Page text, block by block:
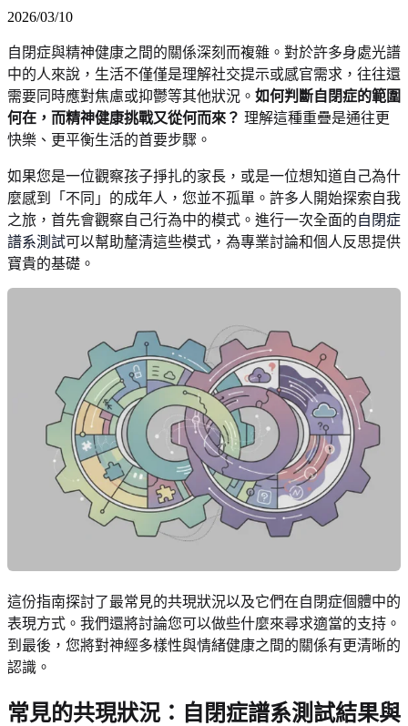
2026/03/10
自閉症與精神健康之間的關係深刻而複雜。對於許多身處光譜
中的人來說，生活不僅僅是理解社交提示或感官需求，往往還
需要同時應對焦慮或抑鬱等其他狀況。 如何判斷自閉症的範圍
何在，而精神健康挑戰又從何而來？ 理解這種重疊是通往更
快樂、更平衡生活的首要步驟。
如果您是一位觀察孩子掙扎的家長，或是一位想知道自己為什
麼感到「不同」的成年人，您並不孤單。許多人開始探索自我
之旅，首先會觀察自己行為中的模式。進行一次全面的自閉症
譜系測試可以幫助釐清這些模式，為專業討論和個人反思提供
寶貴的基礎。
這份指南探討了最常見的共現狀況以及它們在自閉症個體中的
表現方式。我們還將討論您可以做些什麼來尋求適當的支持。
到最後，您將對神經多樣性與情緒健康之間的關係有更清晰的
認識。
常見的共現狀況：自閉症譜系測試結果與